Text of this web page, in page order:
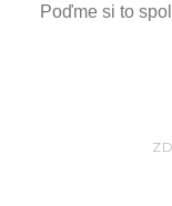
Poďme si to